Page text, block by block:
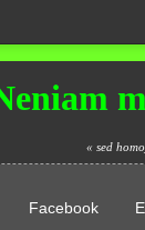
« sed
Facebook